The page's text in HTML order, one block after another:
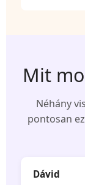
Mit
Néhány
pontosan
Dávid